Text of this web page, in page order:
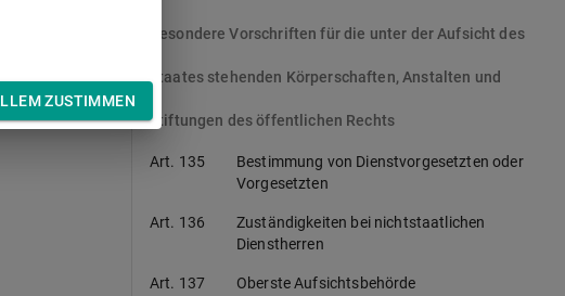
Besondere Vorschriften für die unter der Aufsicht des
Staates stehenden Körperschaften, Anstalten und
Stiftungen des öffentlichen Rechts
Art. 135
Bestimmung von Dienstvorgesetzten oder
Vorgesetzten
Art. 136
Zuständigkeiten bei nichtstaatlichen
Dienstherren
Art. 137 Oberste Aufsichtsbehörde
ZUSTIMMEN